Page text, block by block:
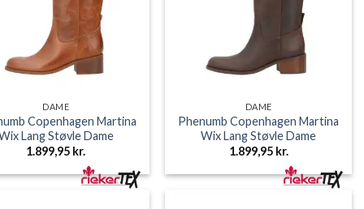
DAME
Copenhagen Martina
Lang Støvle Dame
1.899,95 kr.
DAME
Phenumb Copenhagen Martina
Wix Lang Støvle Dame
1.899,95 kr.